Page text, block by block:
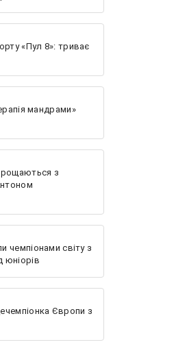
«Пул 8»: триває
мандрами»
з
чемпіонами світу з
юніорів
Європи з